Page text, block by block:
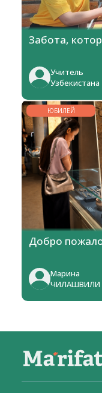
Забота,
Учитель
Узбекистана
ЮБИЛЕЙ
Добро
Марина
ЧИЛАШВИЛИ